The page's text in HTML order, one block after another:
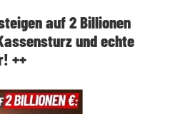
auf 2 Billionen
und echte
++